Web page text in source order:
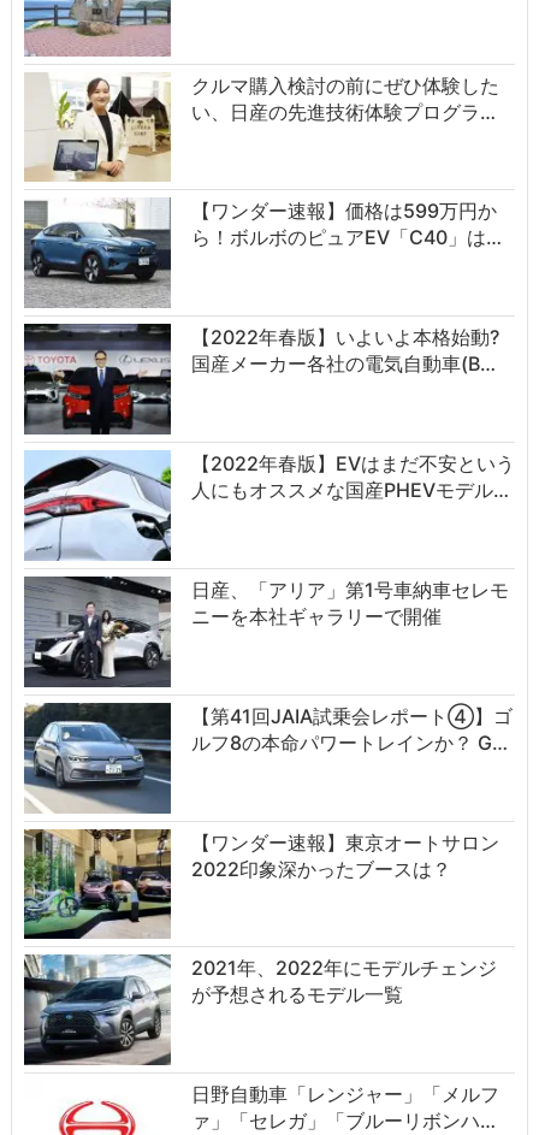
クルマ購入検討の前にぜひ体験した
い、日産の先進技術体験プログラ…
【ワンダー速報】価格は599万円か
ら！ボルボのピュアEV「C40」は…
【2022年春版】いよいよ本格始動?
国産メーカー各社の電気自動車(B…
【2022年春版】EVはまだ不安という
人にもオススメな国産PHEVモデル…
日産、「アリア」第1号車納車セレモ
ニーを本社ギャラリーで開催
【第41回JAIA試乗会レポート④】ゴ
ルフ8の本命パワートレインか？ G…
【ワンダー速報】東京オートサロン
2022印象深かったブースは？
2021年、2022年にモデルチェンジ
が予想されるモデル一覧
日野自動車「レンジャー」「メルフ
ァ」「セレガ」「ブルーリボンハ…